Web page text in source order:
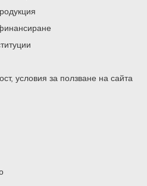
условия за ползване на сайта